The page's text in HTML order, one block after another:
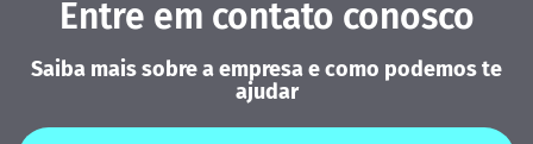
Entre em contato conosco
Saiba mais sobre a empresa e como podemos te
ajudar